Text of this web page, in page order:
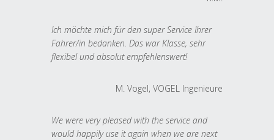
Ich möchte mich für den super Service Ihrer
Fahrer/in bedanken. Das war Klasse, sehr
flexibel und absolut empfehlenswert!
M. Vogel, VOGEL Ingenieure
We were very pleased with the service and
would happily use it again when we are next